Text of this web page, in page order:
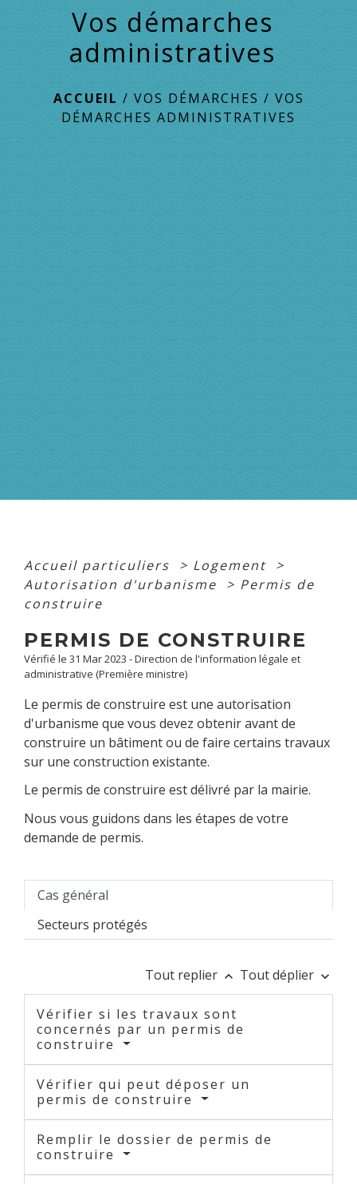
Vos démarches
administratives
ACCUEIL / VOS DÉMARCHES / VOS
DÉMARCHES ADMINISTRATIVES
Accueil particuliers > Logement >
Autorisation d'urbanisme
> Permis de
construire
PERMIS DE CONSTRUIRE
Vérifié le 31 Mar 2023 - Direction de l'information légale et
administrative (Première ministre)
Le permis de construire est une autorisation
d'urbanisme que vous devez obtenir avant de
construire un bâtiment ou de faire certains travaux
sur une construction existante.
Le permis de construire est délivré par la mairie.
Nous vous guidons dans les étapes de votre
demande de permis.
Cas général
Secteurs protégés
Tout replier keyboard_arrow_up Tout déplier keyboard_arrow_down
Vérifier si les travaux sont
concernés par un permis de
construire
Vérifier qui peut déposer un
permis de construire
Remplir le dossier de permis de
construire